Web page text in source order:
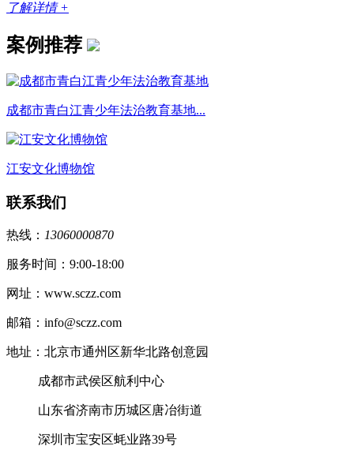
了解详情 +
案例推荐
成都市青白江青少年法治教育基地...
江安文化博物馆
联系我们
热线： 13060000870
服务时间：9:00-18:00
网址：www.sczz.com
邮箱：info@sczz.com
地址：北京市通州区新华北路创意园
成都市武侯区航利中心
山东省济南市历城区唐冶街道
深圳市宝安区蚝业路39号